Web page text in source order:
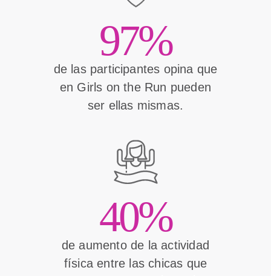
97%
de las participantes opina que
en Girls on the Run pueden
ser ellas mismas.
40%
de aumento de la actividad
física entre las chicas que